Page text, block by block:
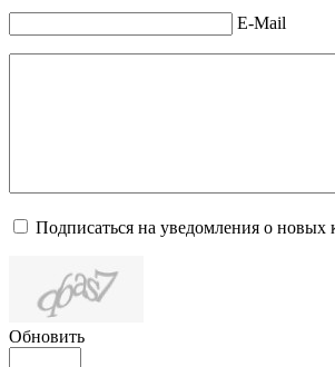
E-Mail
Подписаться на уведомления о новых
Обновить